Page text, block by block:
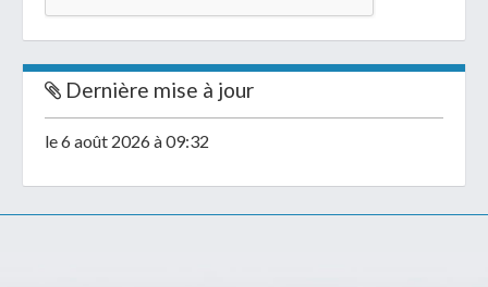
Dernière mise à jour
le 6 août 2026 à 09:32